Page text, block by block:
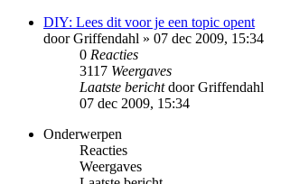
DIY: Lees dit voor je een topic opent
doorGriffendahl » 07 dec 2009, 15:34
0 Reacties
3117 Weergaves
Laatste berichtdoorGriffendahl
07 dec 2009, 15:34
Onderwerpen
Reacties
Weergaves